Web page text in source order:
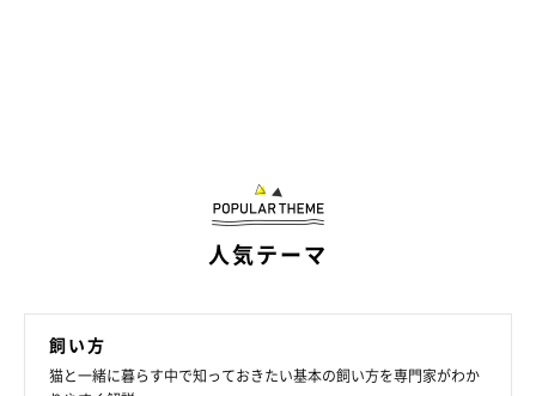
人気テーマ
飼い方
猫と一緒に暮らす中で知っておきたい基本の飼い方を専門家がわか